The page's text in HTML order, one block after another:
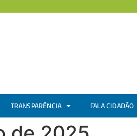
TRANSPARÊNCIA FALA CIDADÃO